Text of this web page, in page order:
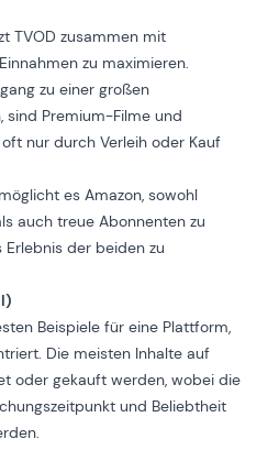
TVOD zusammen mit
zu maximieren.
zu einer großen
sind Premium-Filme und
nur durch Verleih oder Kauf
es Amazon, sowohl
auch treue Abonnenten zu
der beiden zu
Beispiele für eine Plattform,
Die meisten Inhalte auf
oder gekauft werden, wobei die
und Beliebtheit